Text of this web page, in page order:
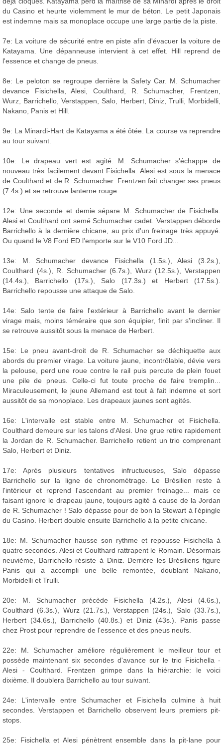
du Casino et heurte violemment le mur de béton. Le petit Japonais
est indemne mais sa monoplace occupe une large partie de la piste.
7e: La voiture de sécurité entre en piste afin d'évacuer la voiture de
Katayama. Une dépanneuse intervient à cet effet. Hill reprend de
l'essence et change de pneus.
8e: Le peloton se regroupe derrière la Safety Car. M. Schumacher
devance Fisichella, Alesi, Coulthard, R. Schumacher, Frentzen,
Wurz, Barrichello, Verstappen, Salo, Herbert, Diniz, Trulli, Morbidelli,
Nakano, Panis et Hill.
9e: La Minardi-Hart de Katayama a été ôtée. La course va reprendre
au tour suivant.
10e: Le drapeau vert est agité. M. Schumacher s'échappe de
nouveau très facilement devant Fisichella. Alesi est sous la menace
de Coulthard et de R. Schumacher. Frentzen fait changer ses pneus
(7.4s.) et se retrouve lanterne rouge.
12e: Une seconde et demie sépare M. Schumacher de Fisichella.
Alesi et Coulthard ont semé Schumacher cadet. Verstappen déborde
Barrichello à la dernière chicane, au prix d'un freinage très appuyé.
Ou quand le V8 Ford ED l'emporte sur le V10 Ford JD...
13e: M. Schumacher devance Fisichella (1.5s.), Alesi (3.2s.),
Coulthard (4s.), R. Schumacher (6.7s.), Wurz (12.5s.), Verstappen
(14.4s.), Barrichello (17s.), Salo (17.3s.) et Herbert (17.5s.).
Barrichello repousse une attaque de Salo.
14e: Salo tente de faire l'extérieur à Barrichello avant le dernier
virage mais, moins téméraire que son équipier, finit par s'incliner. Il
se retrouve aussitôt sous la menace de Herbert.
15e: Le pneu avant-droit de R. Schumacher se déchiquette aux
abords du premier virage. La voiture jaune, incontrôlable, dévie vers
la pelouse, perd une roue contre le rail puis percute de plein fouet
une pile de pneus. Celle-ci fut toute proche de faire tremplin...
Miraculeusement, le jeune Allemand est tout à fait indemne et sort
aussitôt de sa monoplace. Les drapeaux jaunes sont agités.
16e: L'intervalle est stable entre M. Schumacher et Fisichella.
Coulthard demeure sur les talons d'Alesi. Une grue retire rapidement
la Jordan de R. Schumacher. Barrichello retient un trio comprenant
Salo, Herbert et Diniz.
17e: Après plusieurs tentatives infructueuses, Salo dépasse
Barrichello sur la ligne de chronométrage. Le Brésilien reste à
l'intérieur et reprend l'ascendant au premier freinage... mais ce
faisant ignore le drapeau jaune, toujours agité à cause de la Jordan
de R. Schumacher ! Salo dépasse pour de bon la Stewart à l'épingle
du Casino. Herbert double ensuite Barrichello à la petite chicane.
18e: M. Schumacher hausse son rythme et repousse Fisichella à
quatre secondes. Alesi et Coulthard rattrapent le Romain. Désormais
neuvième, Barrichello résiste à Diniz. Derrière les Brésiliens figure
Panis qui a accompli une belle remontée, doublant Nakano,
Morbidelli et Trulli.
20e: M. Schumacher précède Fisichella (4.2s.), Alesi (4.6s.),
Coulthard (6.3s.), Wurz (21.7s.), Verstappen (24s.), Salo (33.7s.),
Herbert (34.6s.), Barrichello (40.8s.) et Diniz (43s.). Panis passe
chez Prost pour reprendre de l'essence et des pneus neufs.
22e: M. Schumacher améliore régulièrement le meilleur tour et
possède maintenant six secondes d'avance sur le trio Fisichella -
Alesi - Coulthard. Frentzen grimpe dans la hiérarchie: le voici
dixième. Il doublera Barrichello au tour suivant.
24e: L'intervalle entre Schumacher et Fisichella culmine à huit
secondes. Verstappen et Barrichello observent leurs premiers pit-
stops.
25e: Fisichella et Alesi pénètrent ensemble dans la pit-lane pour